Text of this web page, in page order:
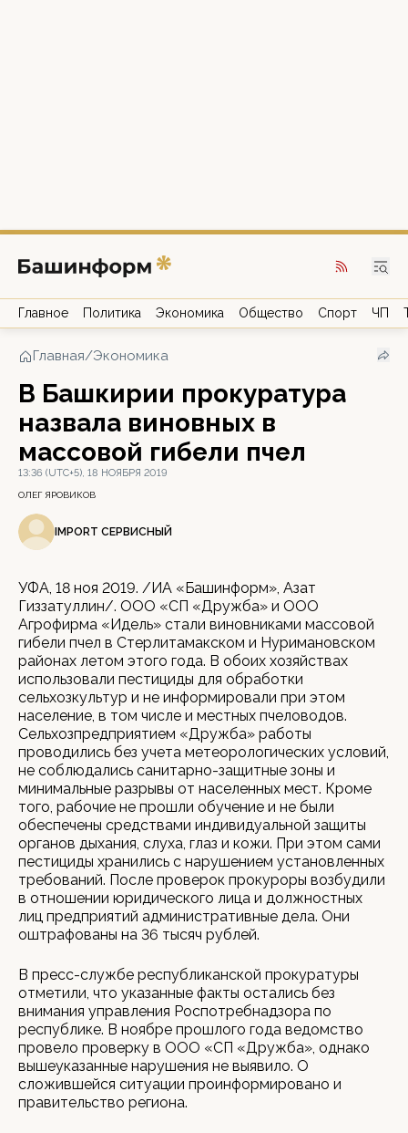
Главное Политика Экономика Общество Спорт ЧП
Главная/Экономика
В Башкирии прокуратура
назвала виновных в
массовой гибели пчел
13:36 (UTC+5), 18 НОЯБРЯ 2019
ОЛЕГ ЯРОВИКОВ
IMPORT СЕРВИСНЫЙ
УФА, 18 ноя 2019. /ИА «Башинформ», Азат
Гиззатуллин/. ООО «СП «Дружба» и ООО
Агрофирма «Идель» стали виновниками массовой
гибели пчел в Стерлитамакском и Нуримановском
районах летом этого года. В обоих хозяйствах
использовали пестициды для обработки
сельхозкультур и не информировали при этом
население, в том числе и местных пчеловодов.
Сельхозпредприятием «Дружба» работы
проводились без учета метеорологических условий,
не соблюдались санитарно-защитные зоны и
минимальные разрывы от населенных мест. Кроме
того, рабочие не прошли обучение и не были
обеспечены средствами индивидуальной защиты
органов дыхания, слуха, глаз и кожи. При этом сами
пестициды хранились с нарушением установленных
требований. После проверок прокуроры возбудили
в отношении юридического лица и должностных
лиц предприятий административные дела. Они
оштрафованы на 36 тысяч рублей.
В пресс-службе республиканской прокуратуры
отметили, что указанные факты остались без
внимания управления Роспотребнадзора по
республике. В ноябре прошлого года ведомство
провело проверку в ООО «СП «Дружба», однако
вышеуказанные нарушения не выявило. О
сложившейся ситуации проинформировано и
правительство региона.